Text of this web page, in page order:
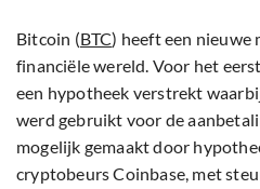
Bitcoin (BTC) heeft een nieuwe
financiële wereld. Voor het
een hypotheek verstrekt
werd gebruikt voor de
mogelijk gemaakt door
cryptobeurs Coinbase, met